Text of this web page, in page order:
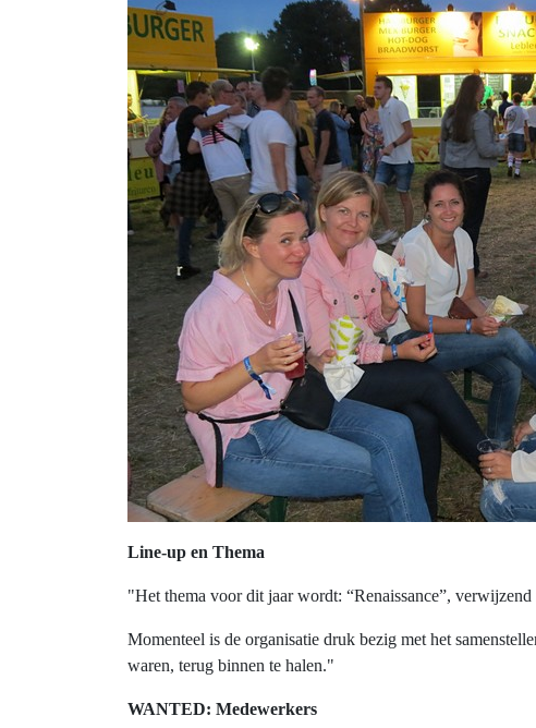
Line-up en Thema
"Het thema voor dit jaar wordt: “Renaissance”,
Momenteel is de organisatie druk bezig met het
waren, terug binnen te halen."
WANTED: Medewerkers